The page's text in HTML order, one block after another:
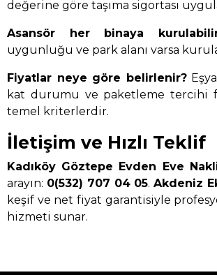
değerine göre taşıma sigortası
Asansör her binaya
uygunluğu ve park alanı varsa
Fiyatlar neye göre belirlenir?
kat durumu ve paketleme tercihi
temel kriterlerdir.
İletişim ve Hızlı Teklif
Kadıköy Göztepe Evden Eve
arayın: 0(532) 707 04 05.Akdeniz
keşif ve net fiyat garantisiyle
hizmeti sunar.